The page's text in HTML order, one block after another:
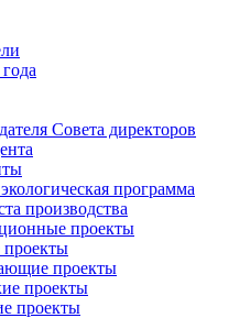
Совета директоров
программа
производства
проекты
проекты
проекты
проекты